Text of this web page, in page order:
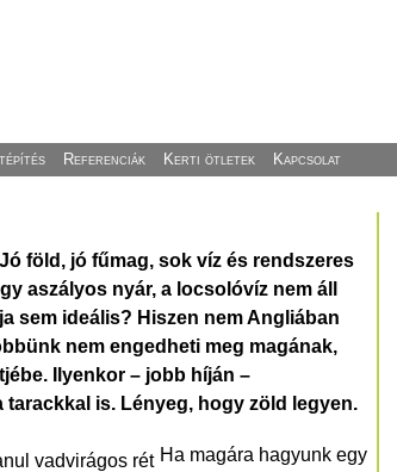
Referenciák Kerti ötletek Kapcsolat
föld, jó fűmag, sok víz és rendszeres
aszályos nyár, a locsolóvíz nem áll
sem ideális? Hiszen nem Angliában
nem engedheti meg magának,
Ilyenkor – jobb híján –
is. Lényeg, hogy zöld legyen.
Ha magára hagyunk egy